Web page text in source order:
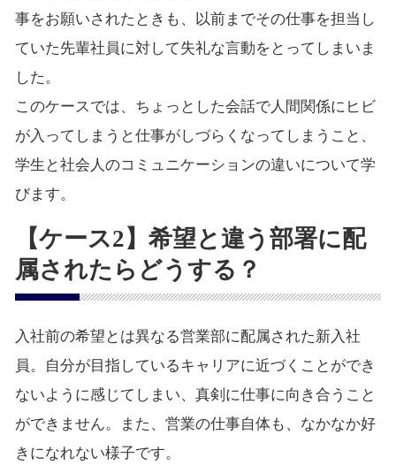
事をお願いされたときも、以前までその仕事を担当し
ていた先輩社員に対して失礼な言動をとってしまいま
した。
このケースでは、ちょっとした会話で人間関係にヒビ
が入ってしまうと仕事がしづらくなってしまうこと、
学生と社会人のコミュニケーションの違いについて学
びます。
【ケース2】希望と違う部署に配
属されたらどうする？
入社前の希望とは異なる営業部に配属された新入社
員。自分が目指しているキャリアに近づくことができ
ないように感じてしまい、真剣に仕事に向き合うこと
ができません。また、営業の仕事自体も、なかなか好
きになれない様子です。